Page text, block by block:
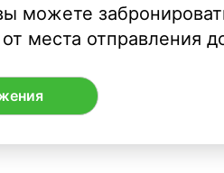
можете
места отправления